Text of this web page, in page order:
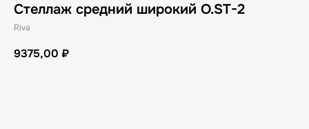
Стеллаж средний широкий O.ST-2
Riva
9375,00 ₽